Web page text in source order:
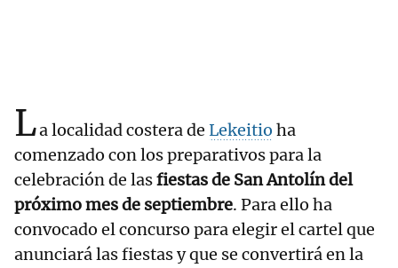
La localidad costera de Lekeitio ha
comenzado con los preparativos para la
celebración de lasfiestas de San Antolín del
próximo mes de septiembre. Para ello ha
convocado el concurso para elegir el cartel que
anunciará las fiestas y que se convertirá en la